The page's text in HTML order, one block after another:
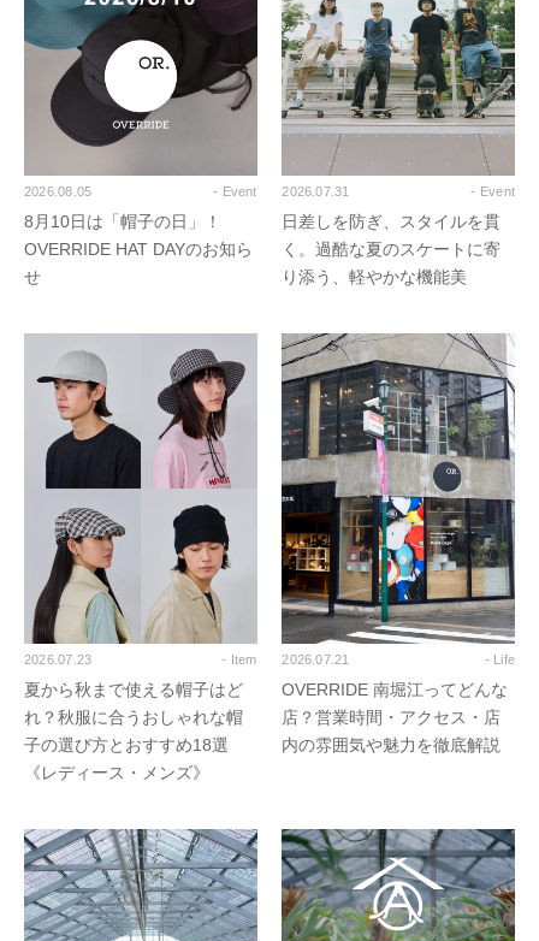
2026.08.05 - Event
8月10日は「帽子の日」！
OVERRIDE HAT DAYのお知ら
せ
2026.07.31 - Event
日差しを防ぎ、スタイルを貫
く。過酷な夏のスケートに寄
り添う、軽やかな機能美
2026.07.23 - Item
夏から秋まで使える帽子はど
れ？秋服に合うおしゃれな帽
子の選び方とおすすめ18選
《レディース・メンズ》
2026.07.21 - Life
OVERRIDE 南堀江ってどんな
店？営業時間・アクセス・店
内の雰囲気や魅力を徹底解説